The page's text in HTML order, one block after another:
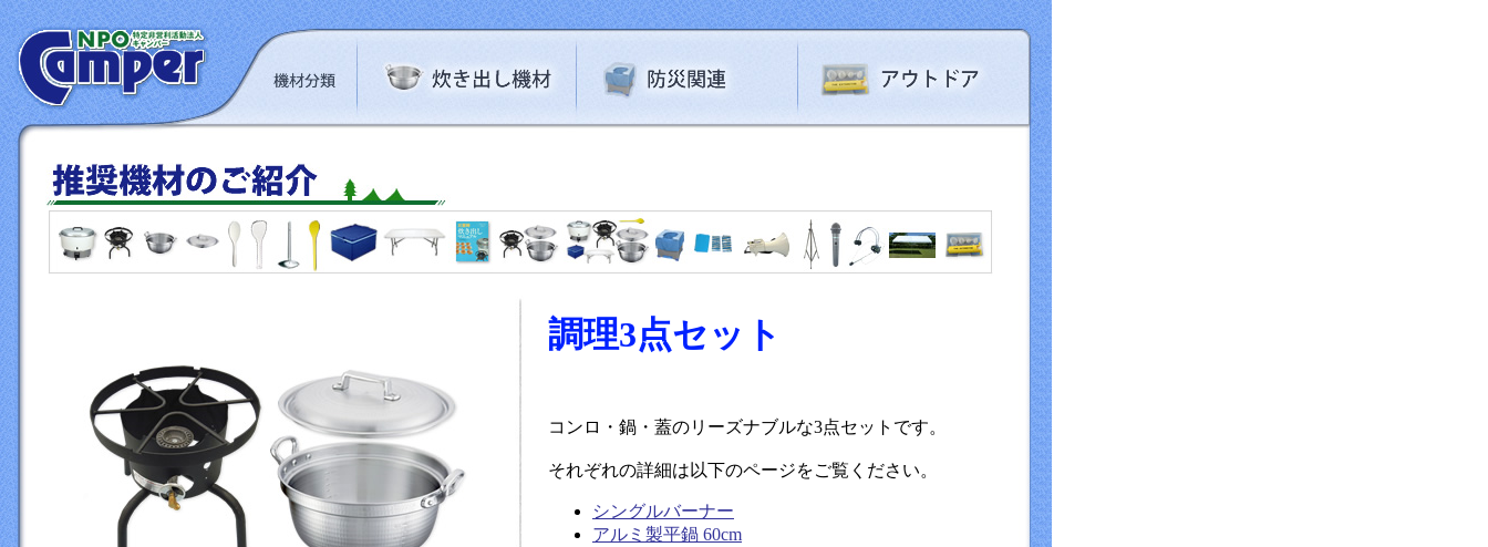
調理3点セット
コンロ・鍋・蓋のリーズナブルな3点セットです。
それぞれの詳細は以下のページをご覧ください。
シングルバーナー
アルミ製平鍋 60cm